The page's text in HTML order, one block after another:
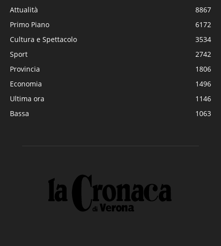
Attualità
8867
Primo Piano
6172
Cultura e Spettacolo
3534
Sport
2742
Provincia
1806
Economia
1496
Ultima ora
1146
Bassa
1063